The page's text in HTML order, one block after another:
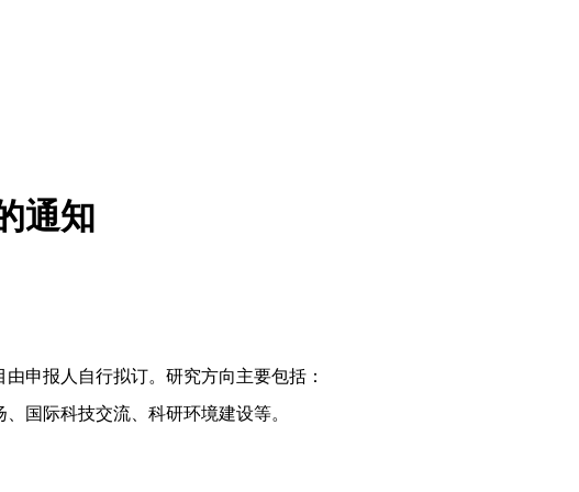
通知
申报人自行拟订。研究方向主要包括：
国际科技交流、科研环境建设等。